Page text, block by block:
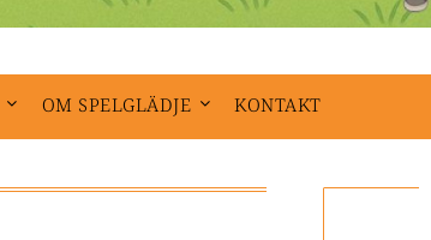
OM SPELGLÄDJE KONTAKT